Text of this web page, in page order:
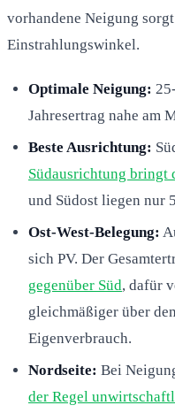
vorhandene Neigung
Einstrahlungswinkel.
Optimale Neigung:
Jahresertrag nahe am
Beste Ausrichtung:
Südausrichtung bringt
und Südost liegen nur
Ost-West-Belegung:
sich PV. Der
gegenüber Süd, dafür
gleichmäßiger über
Eigenverbrauch.
Nordseite: Bei
der Regel